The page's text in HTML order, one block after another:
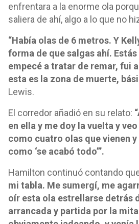
enfrentara a la enorme ola
saliera de ahí, algo a lo que no
“Había olas de 6 metros. Y
forma de que salgas ahí. Estás
empecé a tratar de remar, fui
esta es la zona de muerte,
Lewis.
El corredor añadió en su relato:
en ella y me doy la vuelta y
como cuatro olas que vienen y
como ‘se acabó todo’”.
Hamilton continuó contando
mi tabla. Me sumergí, me
oír esta ola estrellarse detrás
arrancada y partida por la